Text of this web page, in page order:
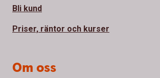
Bli kund
Priser, räntor och kurser
Om oss